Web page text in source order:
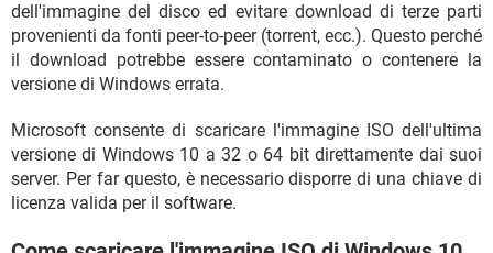
dell'immagine del disco ed evitare download di terze parti
provenienti da fonti peer-to-peer (torrent, ecc.). Questo perché
il download potrebbe essere contaminato o contenere la
versione di Windows errata.
Microsoft consente di scaricare l'immagine ISO dell'ultima
versione di Windows 10 a 32 o 64 bit direttamente dai suoi
server. Per far questo, è necessario disporre di una chiave di
licenza valida per il software.